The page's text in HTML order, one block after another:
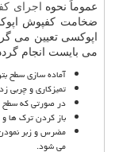
عموماً نحوه
اجرای
ضخامت کفپوش
اپوکسی تعیین می
می بایست انجام
آماده سازی سطح
تمیزکاری و چربی
در صورتی که سطح
باز کردن ترک ها
مضرس و زبر
می شود.